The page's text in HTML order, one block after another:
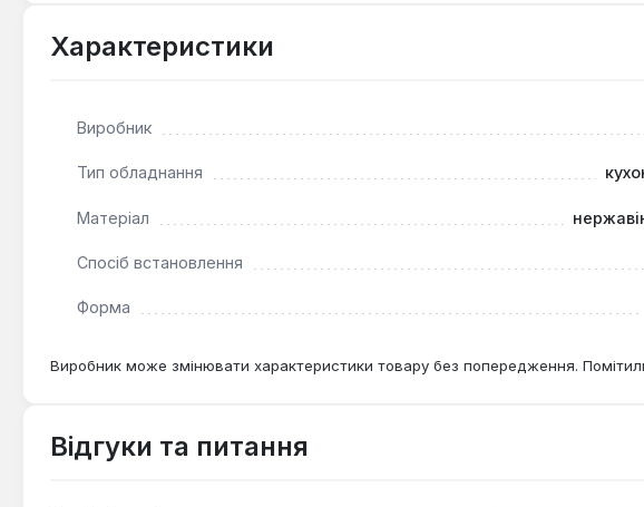
Характеристики
Виробник
Тип обладнання
Матеріал
Спосіб встановлення
Форма
Виробник може змінювати характеристики товару без попередження.
Відгуки та питання